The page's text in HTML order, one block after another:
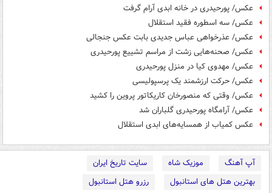
عکس/ پورحیدری در خانه ابدی آرام گرفت
عکس/ سه اسطوره فقید استقلال
عکس/ عذرخواهی عباس جدیدی بابت عکس جنجالی
عکس/ صحنه‌هایی زشت از مراسم تشییع پورحیدری
عکس/ مهدوی‌ کیا در منزل پورحیدری
عکس/ حرکت ارزشمند یک پرسپولیسی
عکس/ وقتی که منصورخان کاریکاتور پروین را کشید
عکس/ آرامگاه پورحیدری گلباران شد
عکس کمیاب از همسایه‌های ابدی استقلال
آپ آهنگ موزیک شاه
سایت تاریخ ایران
بهترین هتل های استانبول
رزرو هتل استانبول